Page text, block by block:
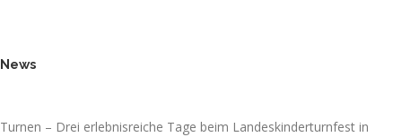
News
Turnen – Drei erlebnisreiche Tage beim Landeskinderturnfest in